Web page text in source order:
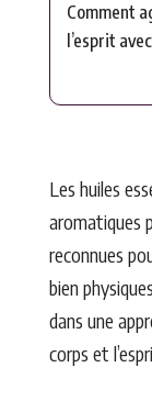
Comment
l’esprit
Les huiles
aromatiques
reconnues
bien
dans une
corps et